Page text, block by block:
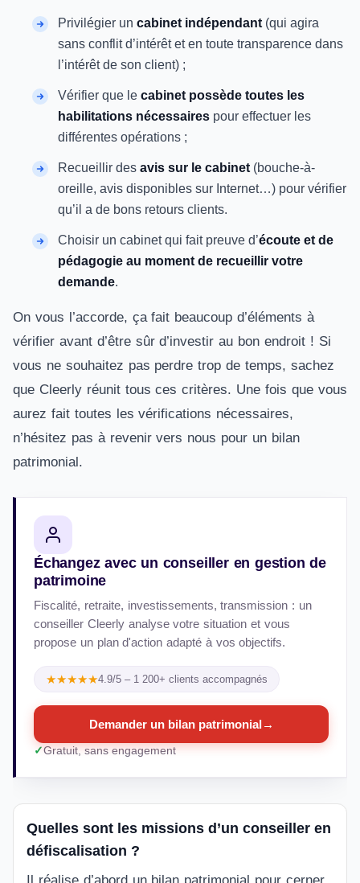
Privilégier un cabinet indépendant (qui agira
sans conflit d’intérêt et en toute transparence dans
l’intérêt de son client) ;
Vérifier que le cabinet possède toutes les
habilitations nécessaires pour effectuer les
différentes opérations ;
Recueillir des avis sur le cabinet (bouche-à-
oreille, avis disponibles sur Internet…) pour vérifier
qu’il a de bons retours clients.
Choisir un cabinet qui fait preuve d’écoute et de
pédagogie au moment de recueillir votre
demande.
On vous l’accorde, ça fait beaucoup d’éléments à
vérifier avant d’être sûr d’investir au bon endroit ! Si
vous ne souhaitez pas perdre trop de temps, sachez
que Cleerly réunit tous ces critères. Une fois que vous
aurez fait toutes les vérifications nécessaires,
n’hésitez pas à revenir vers nous pour un bilan
patrimonial.
Échangez avec un conseiller en gestion de
patrimoine
Fiscalité, retraite, investissements, transmission : un
conseiller Cleerly analyse votre situation et vous
propose un plan d'action adapté à vos objectifs.
★★★★★4.9/5 – 1 200+ clients accompagnés
Demander un bilan patrimonial →
Gratuit, sans engagement
Quelles sont les missions d’un conseiller en
défiscalisation ?